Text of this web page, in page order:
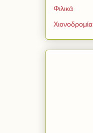
Φιλικά
Χιονοδρομία